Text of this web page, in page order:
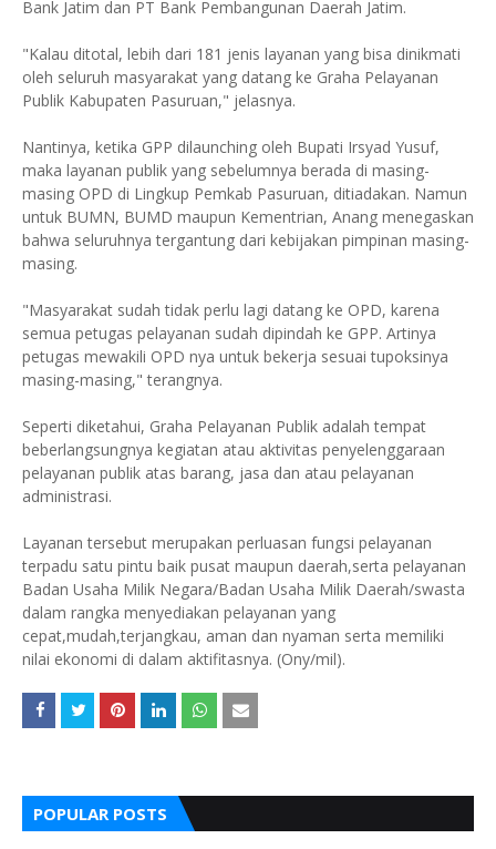
Bank Jatim dan PT Bank Pembangunan Daerah Jatim.
"Kalau ditotal, lebih dari 181 jenis layanan yang bisa dinikmati
oleh seluruh masyarakat yang datang ke Graha Pelayanan
Publik Kabupaten Pasuruan," jelasnya.
Nantinya, ketika GPP dilaunching oleh Bupati Irsyad Yusuf,
maka layanan publik yang sebelumnya berada di masing-
masing OPD di Lingkup Pemkab Pasuruan, ditiadakan. Namun
untuk BUMN, BUMD maupun Kementrian, Anang menegaskan
bahwa seluruhnya tergantung dari kebijakan pimpinan masing-
masing.
"Masyarakat sudah tidak perlu lagi datang ke OPD, karena
semua petugas pelayanan sudah dipindah ke GPP. Artinya
petugas mewakili OPD nya untuk bekerja sesuai tupoksinya
masing-masing," terangnya.
Seperti diketahui, Graha Pelayanan Publik adalah tempat
beberlangsungnya kegiatan atau aktivitas penyelenggaraan
pelayanan publik atas barang, jasa dan atau pelayanan
administrasi.
Layanan tersebut merupakan perluasan fungsi pelayanan
terpadu satu pintu baik pusat maupun daerah,serta pelayanan
Badan Usaha Milik Negara/Badan Usaha Milik Daerah/swasta
dalam rangka menyediakan pelayanan yang
cepat,mudah,terjangkau, aman dan nyaman serta memiliki
nilai ekonomi di dalam aktifitasnya. (Ony/mil).
POPULAR POSTS